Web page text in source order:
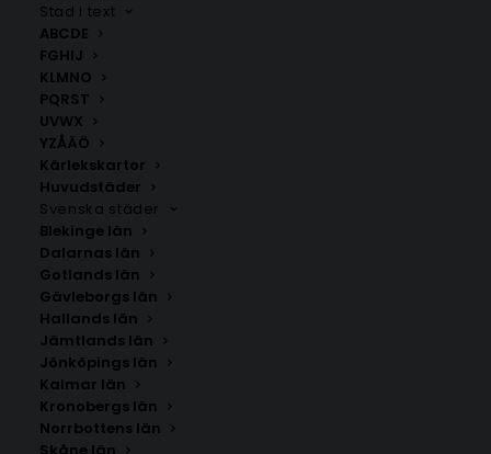
Stad i text
ABCDE
FGHIJ
KLMNO
PQRST
UVWX
YZÅÄÖ
Kärlekskartor
Huvudstäder
Svenska städer
Blekinge län
Dalarnas län
Gotlands län
Gävleborgs län
Hallands län
Jämtlands län
Jönköpings län
Kalmar län
Kronobergs län
Norrbottens län